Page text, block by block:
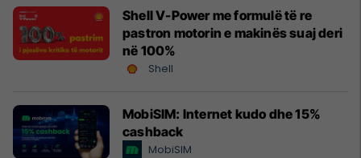
Shell V-Power me formulë të re
pastron motorin e makinës suaj deri
në 100%
Shell
MobiSIM: Internet kudo dhe 15%
cashback
MobiSIM